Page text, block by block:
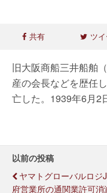
共有 ツ
旧大阪商船三井船舶
産の会長などを歴任
亡した。1939年6月2
以前の投稿
ヤマトグローバルロジ
府営業所の通関業許可消